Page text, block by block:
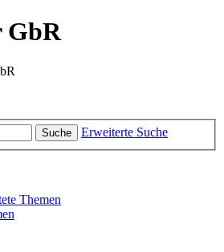
GbR
Suche Erweiterte Suche
Themen